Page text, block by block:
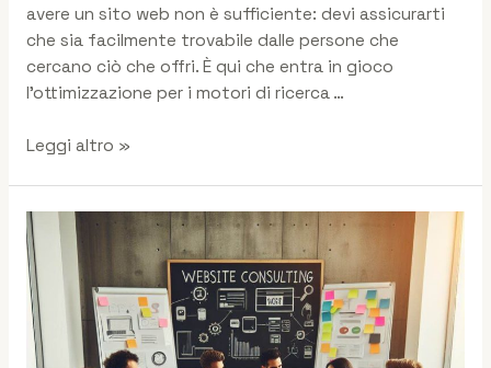
avere un sito web non è sufficiente: devi assicurarti
che sia facilmente trovabile dalle persone che
cercano ciò che offri. È qui che entra in gioco
l’ottimizzazione per i motori di ricerca …
Leggi altro »